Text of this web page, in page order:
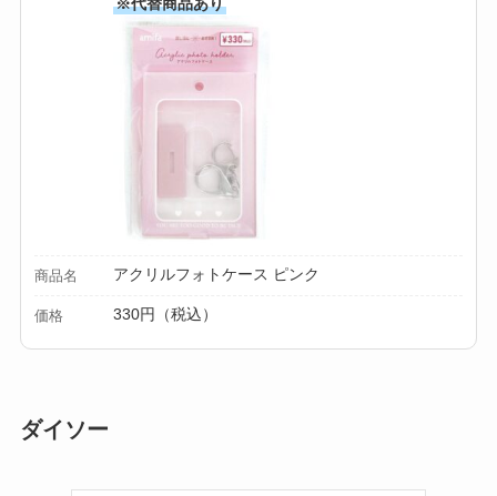
商品名 アクリルフォトケース ピンク
価格 330円（税込）
ダイソー